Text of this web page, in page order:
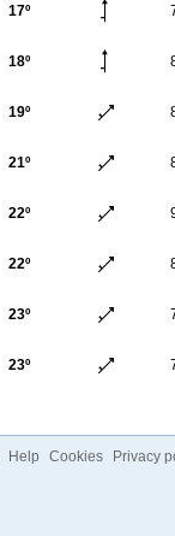
17º
18º
19º
21º
22º
22º
23º
23º
Help Cookies Privacy